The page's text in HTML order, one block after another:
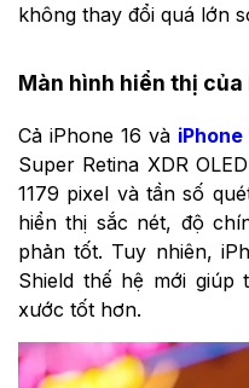
không thay đổi quá lớn
Màn hình hiển thị của
Cả iPhone 16 và iPhone
Super Retina XDR
1179 pixel và tần số
hiển thị sắc nét, độ
phản tốt. Tuy nhiên,
Shield thế hệ mới
xước tốt hơn.